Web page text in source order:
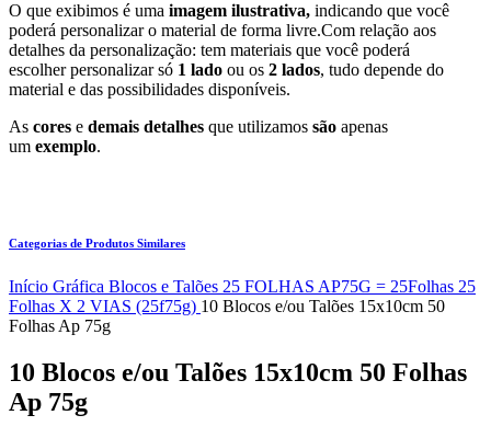
O que exibimos é uma imagem ilustrativa, indicando que você
poderá personalizar o material de forma livre.Com relação aos
detalhes da personalização: tem materiais que você poderá
escolher personalizar só 1 lado ou os 2 lados, tudo depende do
material e das possibilidades disponíveis.
As cores e demais detalhes que utilizamos são apenas
um exemplo.
Categorias de Produtos Similares
Início Gráfica Blocos e Talões 25 FOLHAS AP75G = 25Folhas 25
Folhas X 2 VIAS (25f75g) 10 Blocos e/ou Talões 15x10cm 50
Folhas Ap 75g
10 Blocos e/ou Talões 15x10cm 50 Folhas
Ap 75g